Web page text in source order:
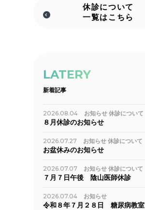
休診について
一覧はこちら
LATERY
新着記事
2026.08.04 お知らせ 休診について
８月休診のお知らせ
2026.07.27 お知らせ 休診について
お盆休みのお知らせ
2026.07.07 お知らせ 休診について
７月７日午後 陰山医師休診
2026.07.04 お知らせ
令和８年７月２８日 糖尿病教